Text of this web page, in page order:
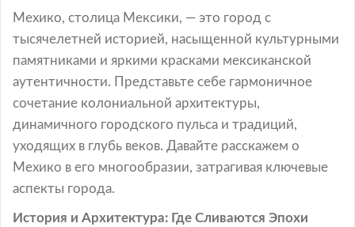
Мехико, столица Мексики, — это город с
тысячелетней историей, насыщенной культурными
памятниками и яркими красками мексиканской
аутентичности. Представьте себе гармоничное
сочетание колониальной архитектуры,
динамичного городского пульса и традиций,
уходящих в глубь веков. Давайте расскажем о
Мехико в его многообразии, затрагивая ключевые
аспекты города.
История и Архитектура: Где Сливаются Эпохи